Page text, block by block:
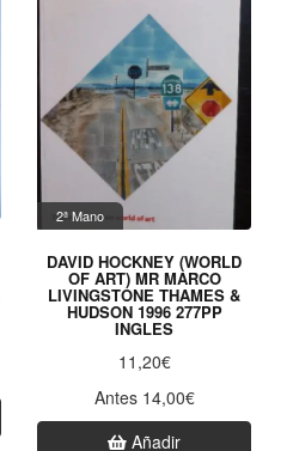
2ª Mano
DAVID HOCKNEY (WORLD
OF ART) MR MARCO
LIVINGSTONE THAMES &
HUDSON 1996 277PP
INGLES
11,20€
Antes 14,00€
Añadir